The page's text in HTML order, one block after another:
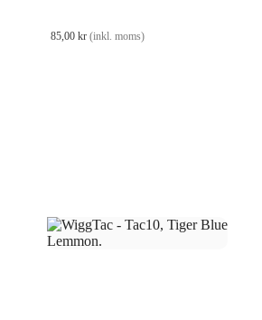
85,00 kr (inkl. moms)